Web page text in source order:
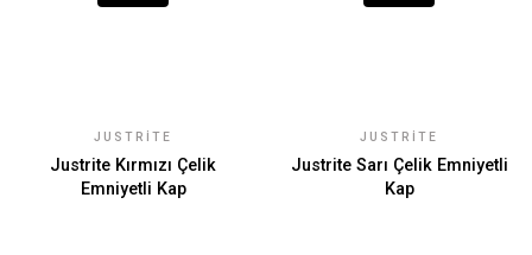
JUSTRITE
Justrite Kırmızı Çelik
Emniyetli Kap
JUSTRITE
Justrite Sarı Çelik Emniyetli
Kap